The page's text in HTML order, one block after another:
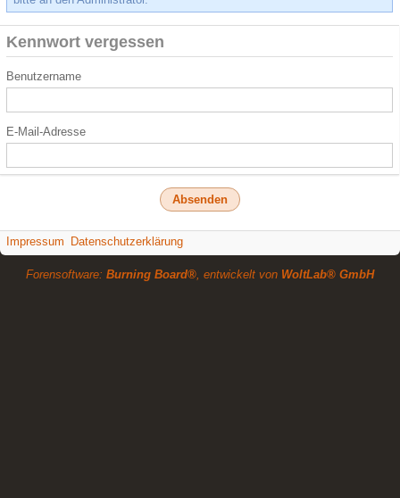
Kennwort vergessen
Benutzername
E-Mail-Adresse
Impressum Datenschutzerklärung
Forensoftware: Burning Board®, entwickelt von WoltLab® GmbH